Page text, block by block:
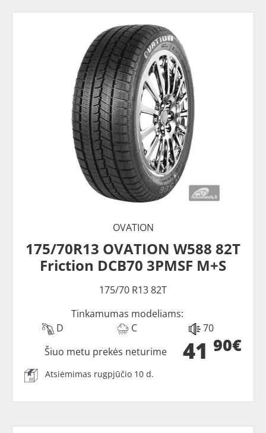
OVATION
175/70R13 OVATION W588 82T
Friction DCB70 3PMSF M+S
175/70 R13 82T
Tinkamumas modeliams:
D
C 70
41 90€
Šiuo metu prekės neturime
Atsiėmimas rugpjūčio 10 d.